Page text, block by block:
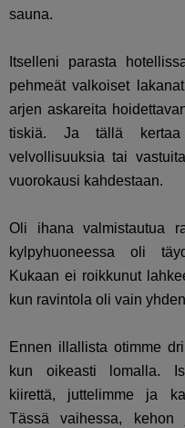
sauna.
Itselleni parasta
pehmeät valkoiset
arjen askareita
tiskiä. Ja tällä
velvollisuuksia tai
vuorokausi kahdestaan.
Oli ihana valmistautua
kylpyhuoneessa oli
Kukaan ei roikkunut
kun ravintola oli vain
Ennen illallista otimme
kun oikeasti lomalla.
kiirettä, juttelimme ja
Tässä vaihessa, kehon